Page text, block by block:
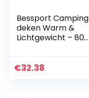
Bessport Camping
deken Warm &
Lichtgewicht – 800
deken, geweldig
€32.38